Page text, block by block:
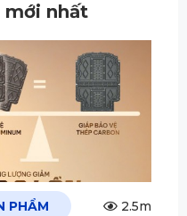
mới nhất
PHẨM
2.5m